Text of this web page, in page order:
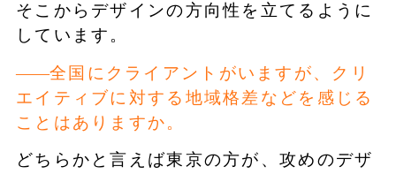
そこからデザインの方向性を立てるように
しています。
全国にクライアントがいますが、クリ
エイティブに対する地域格差などを感じる
ことはありますか。
どちらかと言えば東京の方が、攻めのデザ